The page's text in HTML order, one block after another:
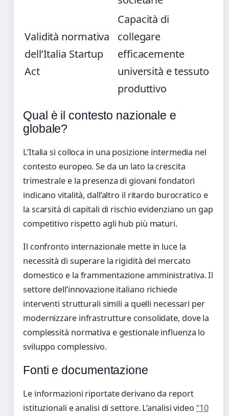
Validità normativa
dell’Italia Startup
Act
Capacità di
collegare
efficacemente
università e tessuto
produttivo
Qual è il contesto nazionale e
globale?
L’Italia si colloca in una posizione intermedia nel
contesto europeo. Se da un lato la crescita
trimestrale e la presenza di giovani fondatori
indicano vitalità, dall’altro il ritardo burocratico e
la scarsità di capitali di rischio evidenziano un gap
competitivo rispetto agli hub più maturi.
Il confronto internazionale mette in luce la
necessità di superare la rigidità del mercato
domestico e la frammentazione amministrativa. Il
settore dell’innovazione italiano richiede
interventi strutturali simili a quelli necessari per
modernizzare infrastrutture consolidate, dove la
complessità normativa e gestionale influenza lo
sviluppo complessivo.
Fonti e documentazione
Le informazioni riportate derivano da report
istituzionali e analisi di settore. L’analisi video “10